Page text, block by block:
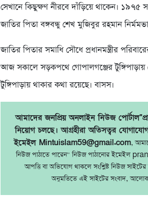
সেখানে কিছুক্ষণ নীরবে দাঁড়িয়ে থাকেন।
জাতির পিতা বঙ্গবন্ধু শেখ মুজিবুর রহমান
জাতির পিতার সমাধি সৌধে প্রধানমন্ত্রীর
আজ সকালে সড়কপথে গোপালগঞ্জের টুঙ্গিপাড়ায়
টুঙ্গিপাড়ায় থাকার কথা রয়েছে। বাসস।
আমাদের জনপ্রিয় অনলাইন নিউজ
নিয়োগ চলছে। আগ্রহীরা অতিসত্বর
ইমেইল Mintuislam59@gmail.com,
নিউজ পাঠাতে পারেন" নিউজ পাঠানোর ইমেইল
আপত্তি বা অভিযোগ থাকলে সংশ্লিষ্ট নিউজ
অনুমতিতে এই সাইটের সংবাদ,